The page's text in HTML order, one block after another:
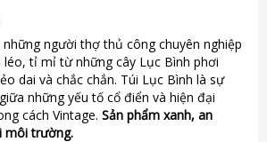
người thợ thủ công chuyên nghiệp
tỉ mỉ từ những cây Lục Bình phơi
dai và chắc chắn. Túi Lục Bình là sự
những yếu tố cổ điển và hiện đại
cách Vintage. Sản phẩm xanh, an
môi trường.